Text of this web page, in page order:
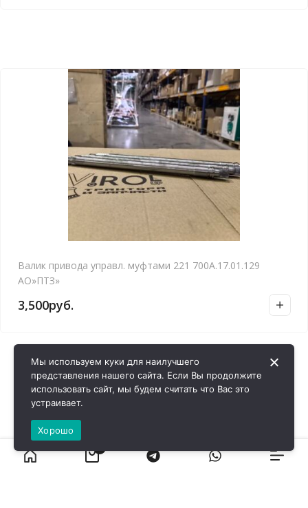
Валик привода управл. муфтами 221 700А.17.01.129
АО»ПТЗ»
3,500руб.
Мы используем куки для наилучшего
представления нашего сайта. Если Вы продолжите
использовать сайт, мы будем считать что Вас это
устраивает.
Хорошо